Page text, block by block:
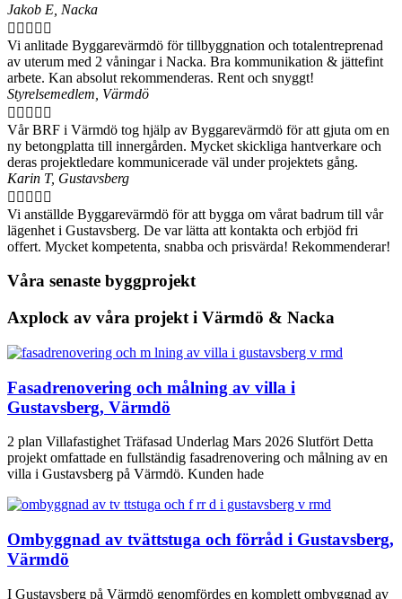
Jakob E, Nacka
    
Vi anlitade Byggarevärmdö för tillbyggnation och totalentreprenad
av uterum med 2 våningar i Nacka. Bra kommunikation & jättefint
arbete. Kan absolut rekommenderas. Rent och snyggt!
Styrelsemedlem, Värmdö
    
Vår BRF i Värmdö tog hjälp av Byggarevärmdö för att gjuta om en
ny betongplatta till innergården. Mycket skickliga hantverkare och
deras projektledare kommunicerade väl under projektets gång.
Karin T, Gustavsberg
    
Vi anställde Byggarevärmdö för att bygga om vårat badrum till vår
lägenhet i Gustavsberg. De var lätta att kontakta och erbjöd fri
offert. Mycket kompetenta, snabba och prisvärda! Rekommenderar!
Våra senaste byggprojekt
Axplock av våra projekt i Värmdö & Nacka
Fasadrenovering och målning av villa i
Gustavsberg, Värmdö
2 plan Villafastighet Träfasad Underlag Mars 2026 Slutfört Detta
projekt omfattade en fullständig fasadrenovering och målning av en
villa i Gustavsberg på Värmdö. Kunden hade
Ombyggnad av tvättstuga och förråd i Gustavsberg,
Värmdö
I Gustavsberg på Värmdö genomfördes en komplett ombyggnad av